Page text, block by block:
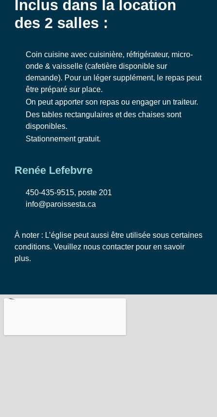
Inclus dans la location
des 2 salles :
Coin cuisine avec cuisinière, réfrigérateur, micro-
onde & vaisselle (cafetière disponible sur
demande). Pour un léger supplément, le repas peut
être préparé sur place.
On peut apporter son repas ou engager un traiteur.
Des tables rectangulaires et des chaises sont
disponibles.
Stationnement gratuit.
Renée Lefebvre
450-435-9515, poste 201
info@paroissesta.ca
À noter : L’église peut aussi être utilisée sous certaines
conditions. Veuillez nous contacter pour en savoir
plus.